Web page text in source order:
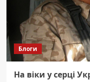
Блоги
На віки у серці